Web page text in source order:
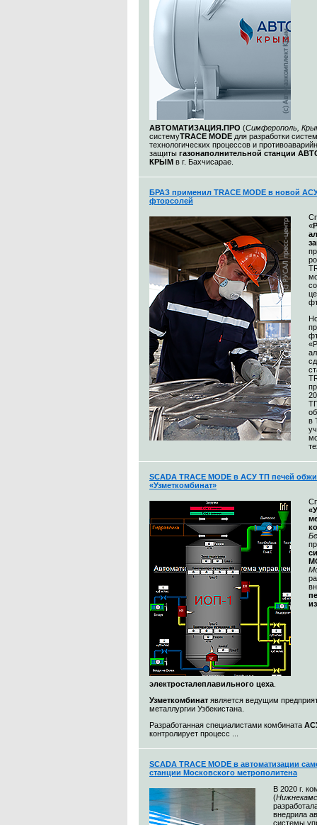
АВТОМАТИЗАЦИЯ.ПРО (Симферополь,
системуTRACE MODE для разработки
технологических процессов и
защиты газонаполнительной станции
КРЫМ в г. Бахчисарае.
БРАЗ применил TRACE MODE в новой
фторсолей
«
в
SCADA TRACE MODE в АСУ ТП печей
«Узметкомбинат»
электросталеплавильного цеха
Узметкомбинат является ведущим
металлургии Узбекистана.
Разработанная специалистами комбината
контролирует процесс ...
SCADA TRACE MODE в автоматизации
станции Московского метрополитена
В 2020 г.
(
внедрила
системы